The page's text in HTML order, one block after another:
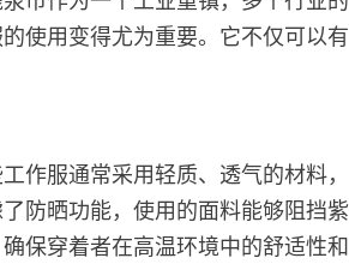
使用变得尤为重要。它不仅可以有
作服通常采用轻质、透气的材料，
防晒功能，使用的面料能够阻挡紫
保穿着者在高温环境中的舒适性和